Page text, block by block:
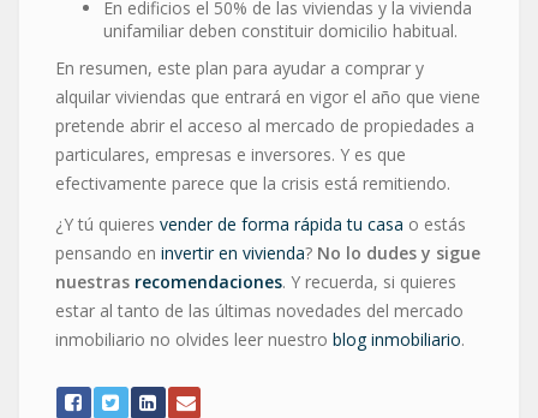
En edificios el 50% de las viviendas y la vivienda
unifamiliar deben constituir domicilio habitual.
En resumen, este plan para ayudar a comprar y
alquilar viviendas que entrará en vigor el año que viene
pretende abrir el acceso al mercado de propiedades a
particulares, empresas e inversores. Y es que
efectivamente parece que la crisis está remitiendo.
¿Y tú quieres vender de forma rápida tu casa o estás
pensando en invertir en vivienda? No lo dudes y sigue
nuestras recomendaciones. Y recuerda, si quieres
estar al tanto de las últimas novedades del mercado
inmobiliario no olvides leer nuestro blog inmobiliario.